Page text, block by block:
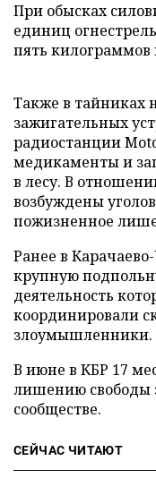
При обысках
единиц
пять килограммов
Также в тайниках
зажигательных
радиостанции
медикаменты и
в лесу. В
возбуждены
пожизненное
Ранее в
крупную
деятельность
координировали
злоумышленники.
В июне в КБР 17
лишению свободы
сообществе.
СЕЙЧАС ЧИТАЮТ